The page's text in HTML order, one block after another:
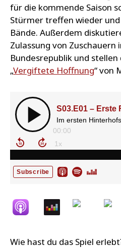
für die kommende Saison
Stürmer treffen wieder
Bände. Außerdem
Zulassung von Zuschauern
Bundesrepublik und
„Vergiftete Hoffnung“ von
Wie hast du das Spiel